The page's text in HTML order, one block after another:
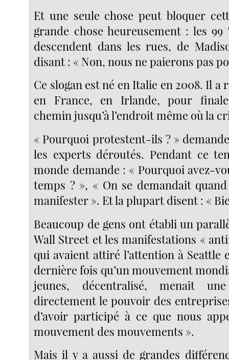
Et une seule chose peut bloquer
grande chose heureusement : les 99
descendent dans les rues, de
disant : « Non, nous ne paierons pas
Ce slogan est né en Italie en 2008. Il a
en France, en Irlande, pour
chemin jusqu’à l’endroit même où la
« Pourquoi protestent-ils ? »
les experts déroutés. Pendant ce
monde demande : « Pourquoi avez-
temps ? », « On se demandait
manifester ». Et la plupart disent : «
Beaucoup de gens ont établi un
Wall Street et les manifestations «
qui avaient attiré l’attention à Seattle
dernière fois qu’un mouvement
jeunes, décentralisé, menait
directement le pouvoir des
d’avoir participé à ce que nous
mouvement des mouvements ».
Mais il y a aussi de grandes